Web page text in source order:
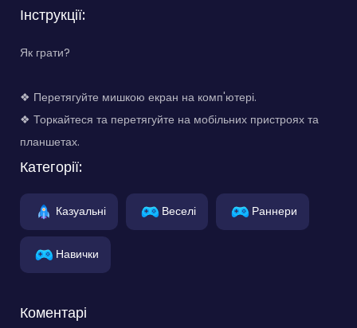
Інструкції:
Як грати?
❖ Перетягуйте мишкою екран на комп'ютері.
❖ Торкайтеся та перетягуйте на мобільних пристроях та
планшетах.
Категорії:
Казуальні Веселі Раннери
Навички
Коментарі